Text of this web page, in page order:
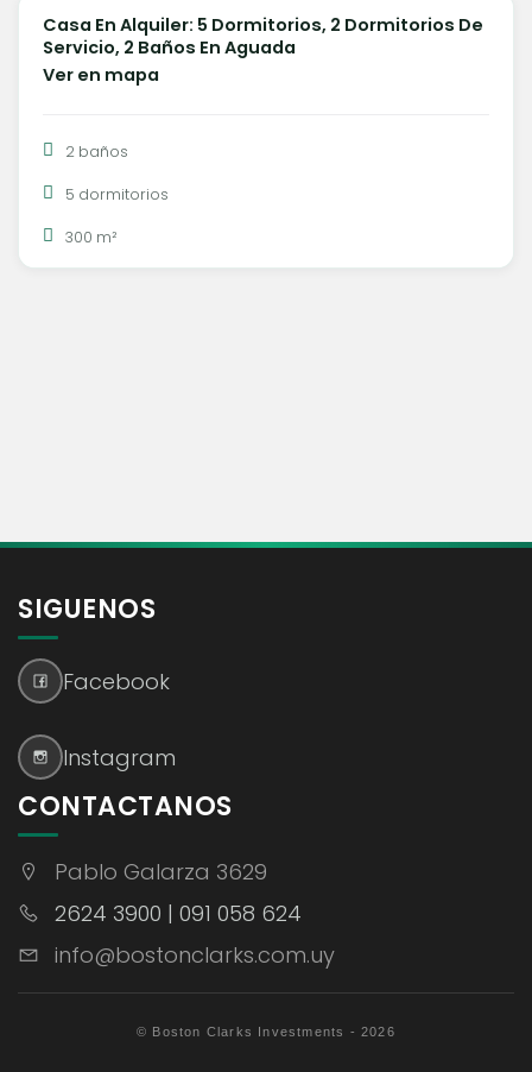
ALQUILER
Casa En Alquiler: 5 Dormitorios, 2 Dormitorios De
Servicio, 2 Baños En Aguada
Ver en mapa
2 baños
5 dormitorios
300 m²
SIGUENOS
Facebook
Instagram
CONTACTANOS
Pablo Galarza 3629
2624 3900 | 091 058 624
info@bostonclarks.com.uy